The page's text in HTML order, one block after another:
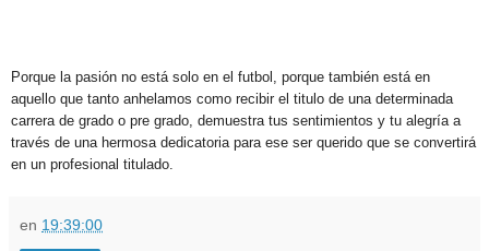
Porque la pasión no está solo en el futbol, porque también está en
aquello que tanto anhelamos como recibir el titulo de una determinada
carrera de grado o pre grado, demuestra tus sentimientos y tu alegría a
través de una hermosa dedicatoria para ese ser querido que se convertirá
en un profesional titulado.
en 19:39:00